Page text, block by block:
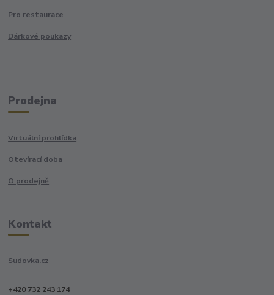
Pro restaurace
Dárkové poukazy
Prodejna
Virtuální prohlídka
Otevírací doba
O prodejně
Kontakt
Sudovka.cz
+420 732 243 174